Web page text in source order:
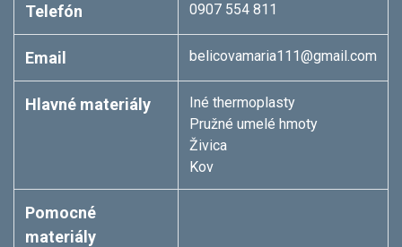
Telefón 0907 554 811
Email belicovamaria111@gmail.com
Hlavné materiály
Iné thermoplasty
Pružné umelé hmoty
Živica
Kov
Pomocné
materiály